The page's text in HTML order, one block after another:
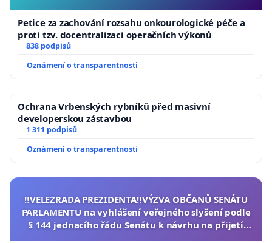
Petice za zachování rozsahu onkourologické péče a
proti tzv. docentralizaci operačních výkonů
838 podpisů
Oznámení o transparentnosti
Ochrana Vrbenských rybníků před masivní
developerskou zástavbou
1 311 podpisů
Oznámení o transparentnosti
‼️VELEZRADA PREZIDENTA‼️VÝZVA OBČANŮ SENÁTU
PARLAMENTU na vyhlášení veřejného slyšení podle
§ 144 jednacího řádu Senátu k návrhu na přijetí